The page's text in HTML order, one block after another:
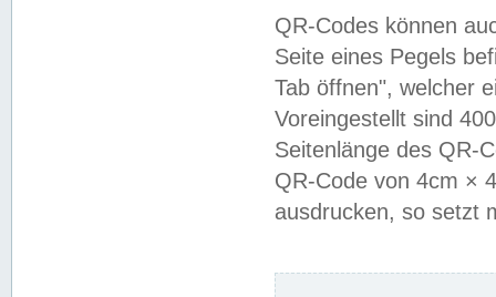
QR-Codes können
Seite eines Pegels
Tab öffnen", welcher
Voreingestellt sind
Seitenlänge des QR-
QR-Code von 4cm ×
ausdrucken, so setzt